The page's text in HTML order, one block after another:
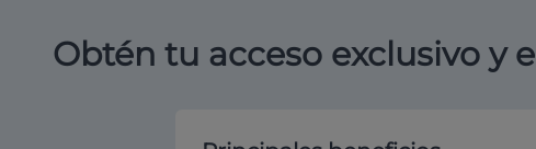
Obtén tu acceso exclusivo y